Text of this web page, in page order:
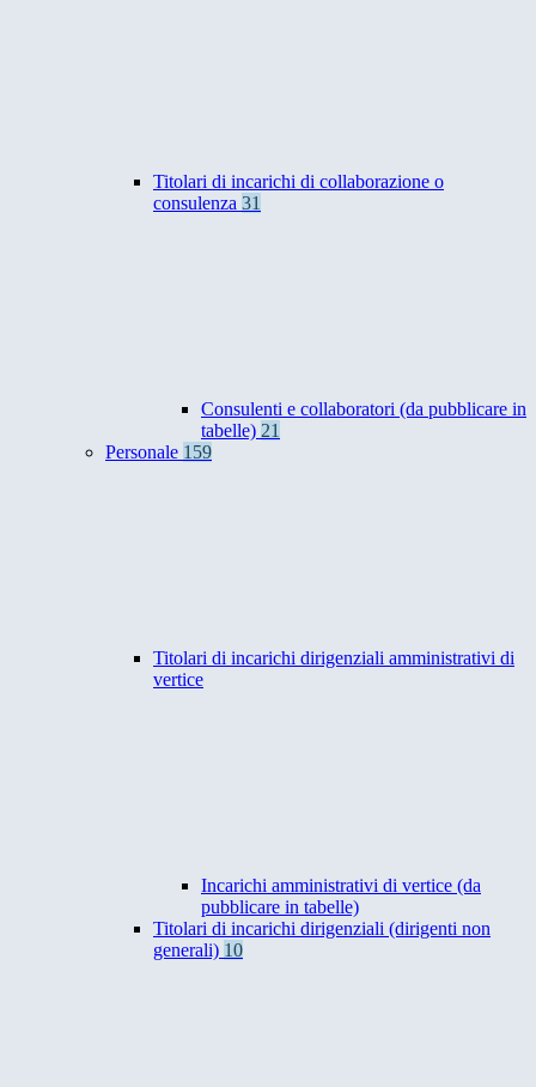
Titolari di incarichi di collaborazione o
consulenza 31
Consulenti e collaboratori (da pubblicare in
tabelle) 21
Personale 159
Titolari di incarichi dirigenziali amministrativi di
vertice
Incarichi amministrativi di vertice (da
pubblicare in tabelle)
Titolari di incarichi dirigenziali (dirigenti non
generali) 10